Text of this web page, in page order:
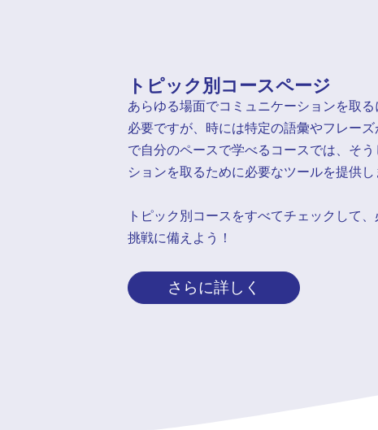
トピック別コースページ
あらゆる場面でコミュニケーションを取
必要ですが、時には特定の語彙やフレー
で自分のペースで学べるコースでは、そ
ションを取るために必要なツールを提供し
トピック別コースをすべてチェックして
挑戦に備えよう！
さらに詳しく